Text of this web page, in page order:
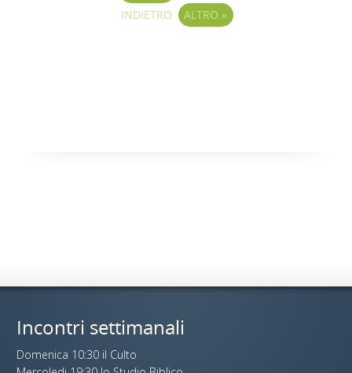
INDIETRO
ALTRO »
Incontri settimanali
Domenica 10:30 il Culto